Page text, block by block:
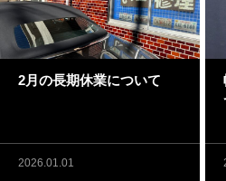
2月の長期休業について
2026.01.01